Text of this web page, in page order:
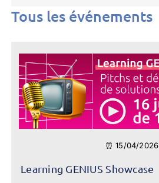
Tous les événements
⏰ 15/04/2026
Learning GENIUS Showcase